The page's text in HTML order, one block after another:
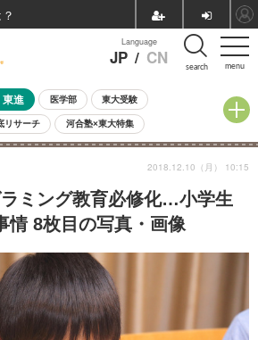
menu
Language
JP / CN search
東進 医学部 東大受験
リサーチ 河合塾×東大特集
校受験 中学受験 小学校受験
国公立高校 過去問 人気記事
自由研究教材（中学生向け） ランキング
ミング教育必修化…小学生
情 8枚目の写真・画像
2018.12.10（月） 10:15